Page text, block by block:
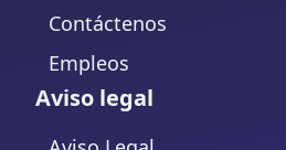
Contáctenos
Empleos
Aviso legal